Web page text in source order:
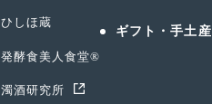
ひしほ蔵
発酵食美人食堂®
濁酒研究所
ギフト・手土産